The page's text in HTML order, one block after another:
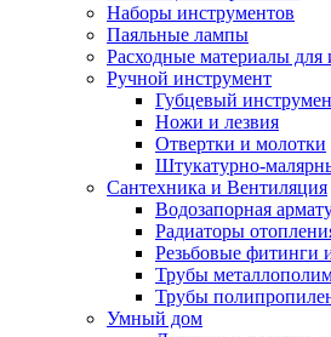
Наборы инструментов
Паяльные лампы
Расходные материалы для
Ручной инструмент
Губцевый
Ножи и лезвия
Отвертки и молотки
Штукатурно-
Сантехника и Вентиляция
Водозапорная
Радиаторы
Резьбовые фитинги
Трубы
Трубы
Умный дом